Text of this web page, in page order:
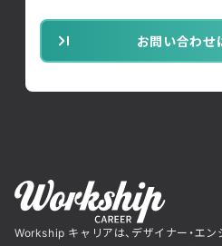
お問い合わせ
Workship キャリアは、デザイナー・エン